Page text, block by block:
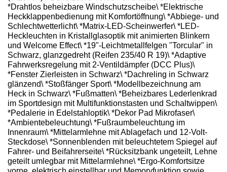
*Drahtlos beheizbare Windschutzscheibe\ *Elektrische
Heckklappenbedienung mit Komfortöffnung\ *Abbiege- und
Schlechtwetterlicht\ *Matrix-LED-Scheinwerfer\ *LED-
Heckleuchten in Kristallglasoptik mit animierten Blinkern
und Welcome Effect\ *19"-Leichtmetallfelgen "Torcular" in
Schwarz, glanzgedreht (Reifen 235/40 R 19)\ *Adaptive
Fahrwerksregelung mit 2-Ventildämpfer (DCC Plus)\
*Fenster Zierleisten in Schwarz\ *Dachreling in Schwarz
glänzend\ *Stoßfänger Sport\ *Modellbezeichnung am
Heck in Schwarz\ *Fußmatten\ *Beheizbares Lederlenkrad
im Sportdesign mit Multifunktionstasten und Schaltwippen\
*Pedalerie in Edelstahloptik\ *Dekor Pad Mikrofaser\
*Ambientebeleuchtung\ *Fußraumbeleuchtung im
Innenraum\ *Mittelarmlehne mit Ablagefach und 12-Volt-
Steckdose\ *Sonnenblenden mit beleuchtetem Spiegel auf
Fahrer- und Beifahrerseite\ *Rücksitzbank ungeteilt, Lehne
geteilt umlegbar mit Mittelarmlehne\ *Ergo-Komfortsitze